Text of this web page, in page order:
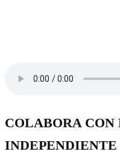
COLABORA
INDEPENDIENTE